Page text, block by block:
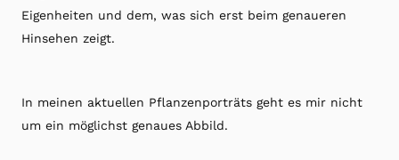
Eigenheiten und dem, was sich erst beim genaueren
Hinsehen zeigt.
In meinen aktuellen Pflanzenporträts geht es mir nicht
um ein möglichst genaues Abbild.